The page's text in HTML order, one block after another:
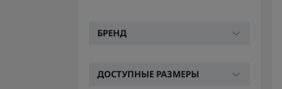
БРЕНД
ДОСТУПНЫЕ РАЗМЕРЫ